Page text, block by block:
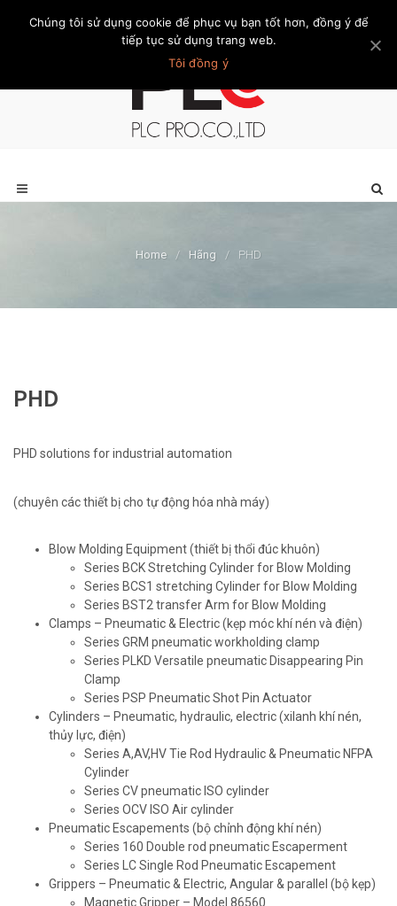
Trang chủ Giới thiệu Khách hàng Liên hệ Thành viên
Home / Hãng / PHD
PHD
PHD solutions for industrial automation
(chuyên các thiết bị cho tự động hóa nhà máy)
Blow Molding Equipment (thiết bị thổi đúc khuôn)
Series BCK Stretching Cylinder for Blow Molding
Series BCS1 stretching Cylinder for Blow Molding
Series BST2 transfer Arm for Blow Molding
Clamps – Pneumatic & Electric (kẹp móc khí nén và điện)
Series GRM pneumatic workholding clamp
Series PLKD Versatile pneumatic Disappearing Pin
Clamp
Series PSP Pneumatic Shot Pin Actuator
Cylinders – Pneumatic, hydraulic, electric (xilanh khí nén,
thủy lực, điện)
Series A,AV,HV Tie Rod Hydraulic & Pneumatic NFPA
Cylinder
Series CV pneumatic ISO cylinder
Series OCV ISO Air cylinder
Pneumatic Escapements (bộ chỉnh động khí nén)
Series 160 Double rod pneumatic Escaperment
Series LC Single Rod Pneumatic Escapement
Grippers – Pneumatic & Electric, Angular & parallel (bộ kẹp)
Magnetic Gripper – Model 86560
Chúng tôi sử dụng cookie để phục vụ bạn tốt hơn, đồng ý để
tiếp tục sử dụng trang web.
Tôi đồng ý